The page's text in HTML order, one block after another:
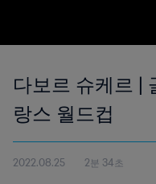
다보르 슈케르 |
랑스 월드컵
2022.08.25 2분 34초